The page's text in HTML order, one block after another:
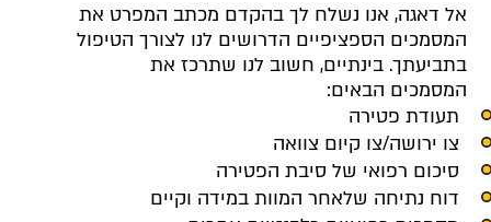
אל דאגה, אנו נשלח לך בהקדם מכתב המפרט את
המסמכים הספציפיים הדרושים לנו לצורך הטיפול
בתביעתך. בינתיים, חשוב לנו שתרכז את
המסמכים הבאים:
תעודת פטירה
צו ירושה/צו קיום צוואה
סיכום רפואי של סיבת הפטירה
דוח נתיחה שלאחר המוות במידה וקיים